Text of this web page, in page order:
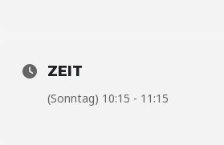
ZEIT
(Sonntag) 10:15 - 11:15